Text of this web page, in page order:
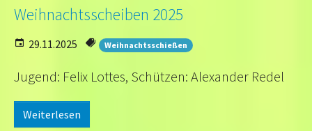
Weihnachtsscheiben 2025
29.11.2025 Weihnachtsschießen
Jugend: Felix Lottes, Schützen: Alexander Redel
Weiterlesen